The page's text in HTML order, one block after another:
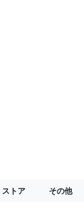
ストア その他